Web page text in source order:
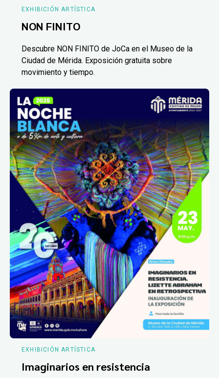
EXHIBICIÓN ARTÍSTICA
NON FINITO
Descubre NON FINITO de JoCa en el Museo de la
Ciudad de Mérida. Exposición gratuita sobre
movimiento y tiempo.
EXHIBICIÓN ARTÍSTICA
Imaginarios en resistencia